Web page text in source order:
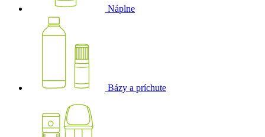
Náplne
Bázy a príchute